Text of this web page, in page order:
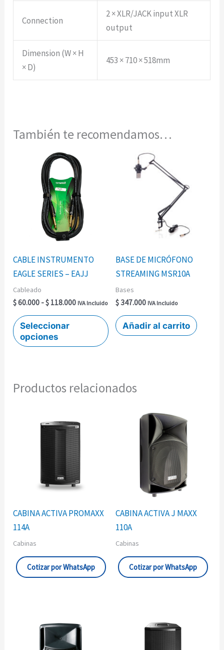
Connection
2 × XLR/JACK input XLR
output
Dimension (W × H
× D)
453 × 710 × 518mm
También te recomendamos…
CABLE INSTRUMENTO
EAGLE SERIES – EAJJ
Cableado
$60.000 -$ 118.000
de
precios:
desde
$ 60.000
hasta
$ 118.000
IVA Incluido
Seleccionar
opciones
producto
pueden
en
página
BASE DE MICRÓFONO
STREAMING MSR10A
Bases
$347.000 IVA Incluido
Añadir al carrito
Productos relacionados
CABINA ACTIVA PROMAXX
114A
Cabinas
Cotizar por WhatsApp
CABINA ACTIVA J MAXX
110A
Cabinas
Cotizar por WhatsApp